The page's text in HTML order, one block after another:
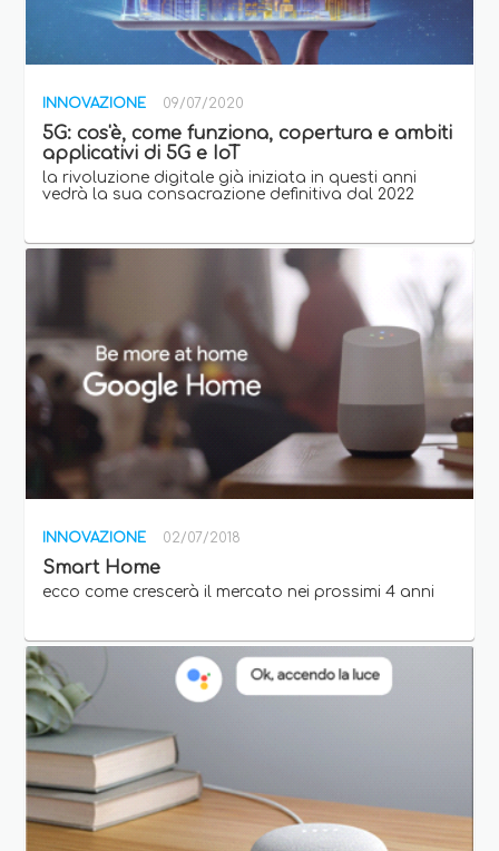
INNOVAZIONE 09/07/2020
5G: cos'è, come funziona, copertura e ambiti
applicativi di 5G e IoT
la rivoluzione digitale già iniziata in questi anni
vedrà la sua consacrazione definitiva dal 2022
INNOVAZIONE 02/07/2018
Smart Home
ecco come crescerà il mercato nei prossimi 4 anni